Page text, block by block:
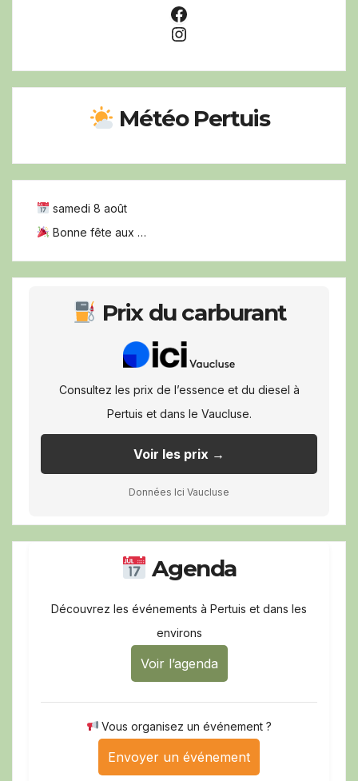
Facebook
Instagram
Météo Pertuis
samedi 8 août
Bonne fête aux …
Prix du carburant
Consultez les prix de l’essence et du diesel à
Pertuis et dans le Vaucluse.
Voir les prix →
Données Ici Vaucluse
Agenda
Découvrez les événements à Pertuis et dans les
environs
Voir l’agenda
Vous organisez un événement ?
Envoyer un événement